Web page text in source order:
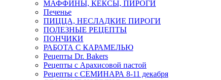
МАФФИНЫ, КЕКСЫ, ПИРОГИ
Печенье
ПИЦЦА, НЕСЛАДКИЕ ПИРОГИ
ПОЛЕЗНЫЕ РЕЦЕПТЫ
ПОНЧИКИ
РАБОТА С КАРАМЕЛЬЮ
Рецепты Dr. Bakers
Рецепты с Арахисовой пастой
Рецепты с СЕМИНАРА 8-11 декабря